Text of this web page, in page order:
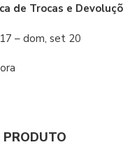
de Trocas e
– dom, set 20
PRODUTO